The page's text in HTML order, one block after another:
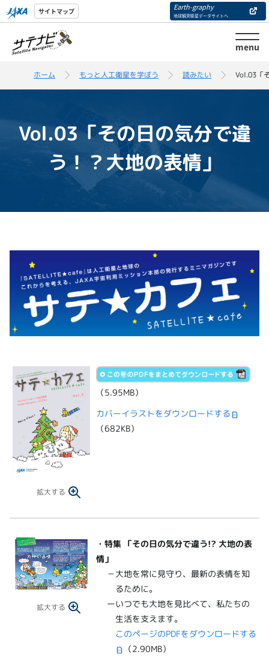
サイトマップ Earth-graphy
地球観測衛星データサイトへ
menu
ホーム もっと人工衛星を学ぼう 読みたい Vol.03「
Vol.03「その日の気分で違
う！？大地の表情」
拡大する
（5.95MB）
カバーイラストをダウンロードする
（682KB）
拡大する
・ 特集 「その日の気分で違う!? 大地の表
情」
－大地を常に見守り、最新の表情を知
るために。
ーいつでも大地を見比べて、私たちの
生活を支えます。
このページのPDFをダウンロードする
（2.90MB）